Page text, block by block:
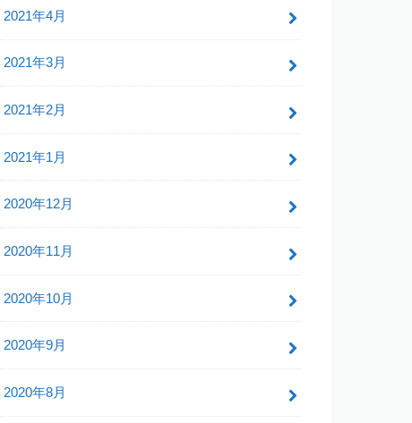
2021年4月
2021年3月
2021年2月
2021年1月
2020年12月
2020年11月
2020年10月
2020年9月
2020年8月